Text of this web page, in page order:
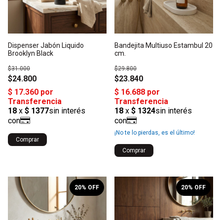
Dispenser Jabón Liquido
Brooklyn Black
$24.800
$31.000
Comprar
Bandejita Multiuso Estambul 20
cm.
$23.840
$29.800
¡No te lo pierdas, es el último!
Comprar
1/3
20% OFF 1/7
20% OFF